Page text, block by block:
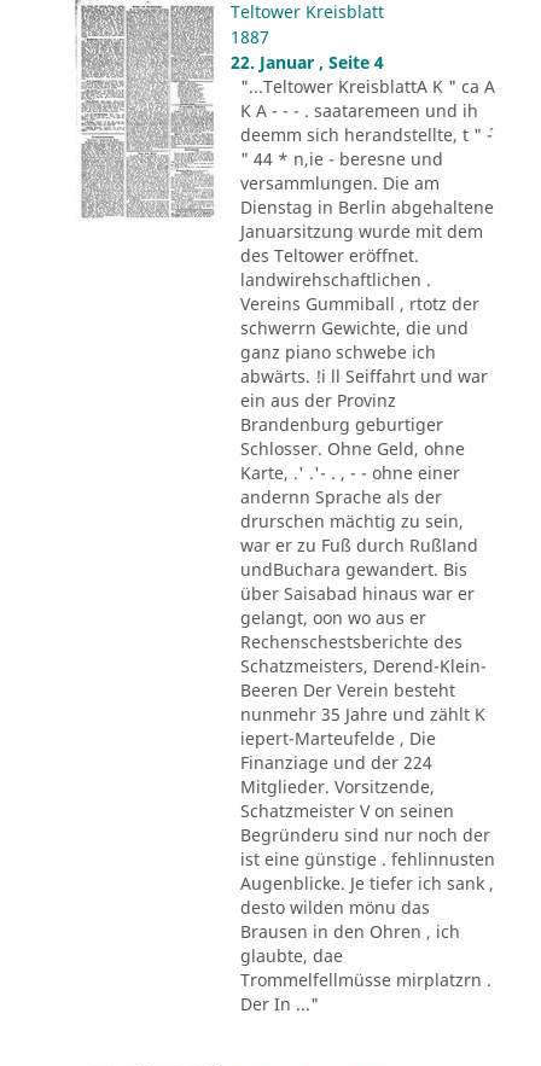
Teltower Kreisblatt
1887
22. Januar , Seite 4
"...Teltower KreisblattA K " ca A
K A - - - . saataremeen und ih
deemm sich herandstellte, t " ´-
" 44 * n,ie - beresne und
versammlungen. Die am
Dienstag in Berlin abgehaltene
Januarsitzung wurde mit dem
des Teltower eröffnet.
landwirehschaftlichen .
Vereins Gummiball , rtotz der
schwerrn Gewichte, die und
ganz piano schwebe ich
abwärts. !i ll Seiffahrt und war
ein aus der Provinz
Brandenburg geburtiger
Schlosser. Ohne Geld, ohne
Karte, .' .'- . , - - ohne einer
andernn Sprache als der
drurschen mächtig zu sein,
war er zu Fuß durch Rußland
undBuchara gewandert. Bis
über Saisabad hinaus war er
gelangt, oon wo aus er
Rechenschestsberichte des
Schatzmeisters, Derend-Klein-
Beeren Der Verein besteht
nunmehr 35 Jahre und zählt K
iepert-Marteufelde , Die
Finanziage und der 224
Mitglieder. Vorsitzende,
Schatzmeister V on seinen
Begründeru sind nur noch der
ist eine günstige . fehlinnusten
Augenblicke. Je tiefer ich sank ,
desto wilden mönu das
Brausen in den Ohren , ich
glaubte, dae
Trommelfellmüsse mirplatzrn .
Der In ..."